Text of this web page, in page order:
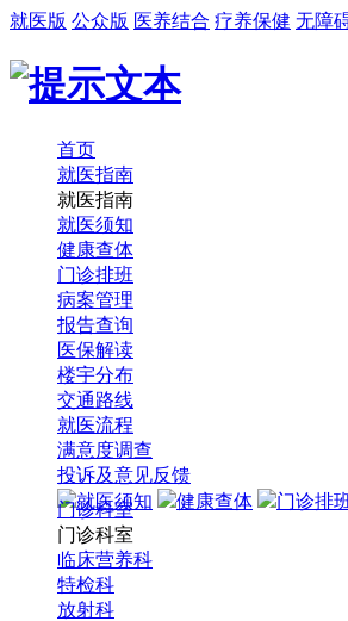
就医版 公众版 医养结合 疗养保健 无障
首页
就医指南
就医指南
就医须知
健康查体
门诊排班
病案管理
报告查询
医保解读
楼宇分布
交通路线
就医流程
满意度调查
投诉及意见反馈
就医须知
健康查体 门诊排
门诊科室
门诊科室
临床营养科
特检科
放射科